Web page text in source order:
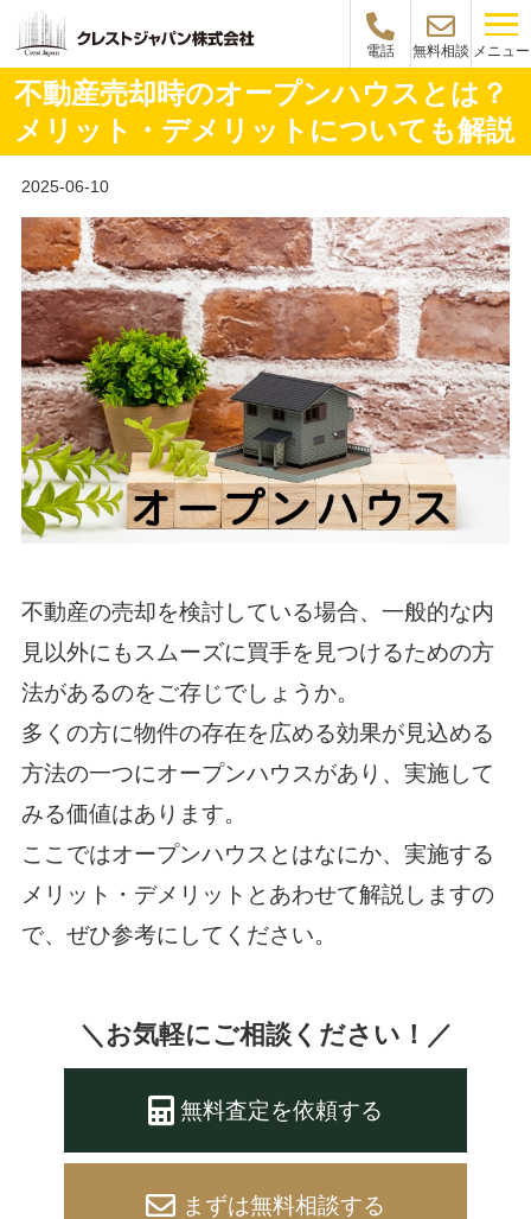
電話 無料相談 メニュー
不動産売却時のオープンハウスとは？
メリット・デメリットについても解説
2025-06-10
不動産の売却を検討している場合、一般的な内
見以外にもスムーズに買手を見つけるための方
法があるのをご存じでしょうか。
多くの方に物件の存在を広める効果が見込める
方法の一つにオープンハウスがあり、実施して
みる価値はあります。
ここではオープンハウスとはなにか、実施する
メリット・デメリットとあわせて解説しますの
で、ぜひ参考にしてください。
＼お気軽にご相談ください！／
無料査定を依頼する
まずは無料相談する